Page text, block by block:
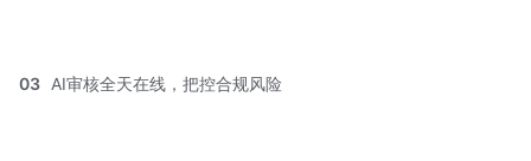
03 AI审核全天在线，把控合规风险